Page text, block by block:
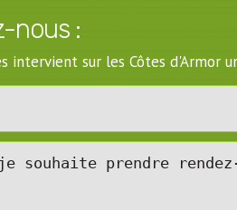
nous :
intervient sur les Côtes